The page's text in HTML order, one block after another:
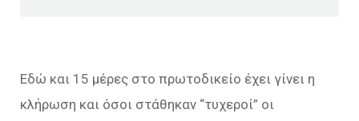
Εδώ και 15 μέρες στο πρωτοδικείο έχει γίνει η
κλήρωση και όσοι στάθηκαν “τυχεροί” οι